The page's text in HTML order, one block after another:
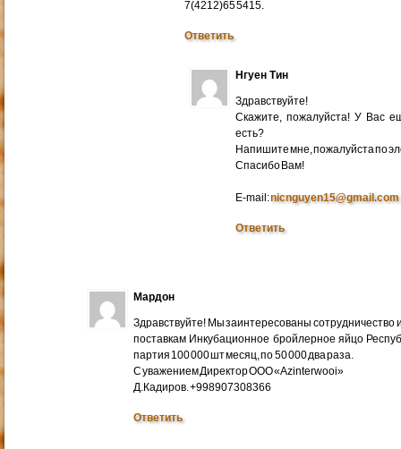
7(4212)65 5415.
Ответить
Нгуен Тин
Здравствуйте!
Скажите, пожалуйста! У Вас
есть?
Напишите мне, пожалуйста по
Cпасибо Вам!
E-mail:nicnguyen15@gmail.com
Ответить
Мардон
Здравствуйте! Мы заинтересованы сотрудничество
поставкам Инкубационное бройлерное яйцо
партия 100 000 шт месяц, по 50 000 два раза.
С уважением Директор ООО «Azinterwooi»
Д.Кадиров. +998907308366
Ответить